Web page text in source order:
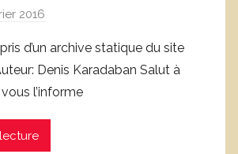
2016
r
c
l
u
d’un archive statique du site
Denis Karadaban Salut à
l’informe